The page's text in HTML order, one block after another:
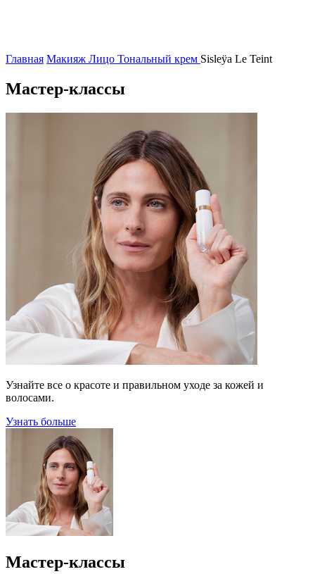
Главная Макияж Лицо Тональный крем Sisleÿa Le Teint
Мастер-классы
Узнайте все о красоте и правильном уходе за кожей и
волосами.
Узнать больше
Мастер-классы